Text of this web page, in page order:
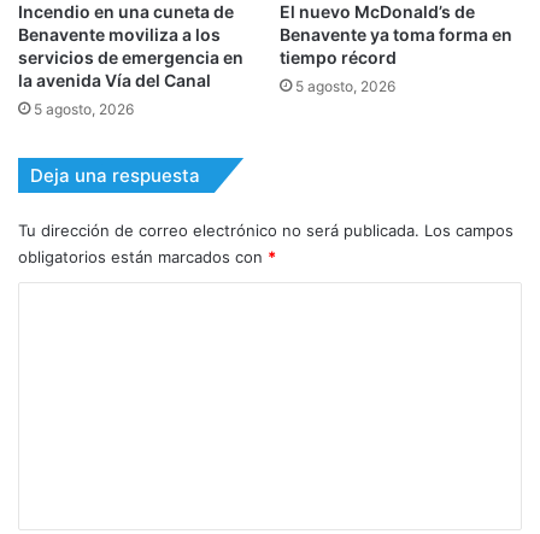
Incendio en una cuneta de
Benavente moviliza a los
servicios de emergencia en
la avenida Vía del Canal
5 agosto, 2026
El nuevo McDonald’s de
Benavente ya toma forma en
tiempo récord
5 agosto, 2026
Deja una respuesta
Tu dirección de correo electrónico no será publicada. Los campos
obligatorios están marcados con *